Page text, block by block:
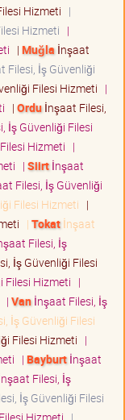
Hizmeti |
Hizmeti |
| Muğla İnşaat
Filesi, İş Güvenliği
Filesi Hizmeti |
| Orduİnşaat Filesi,
İş Güvenliği Filesi
Hizmeti |
| Siirtİnşaat
Filesi, İş Güvenliği
Filesi Hizmeti |
| Tokatİnşaat
Filesi, İş
İş Güvenliği Filesi
Filesi Hizmeti |
| Vanİnşaat Filesi, İş
İş Güvenliği Filesi
Filesi Hizmeti |
| Bayburtİnşaat
Filesi, İş
İş Güvenliği Filesi